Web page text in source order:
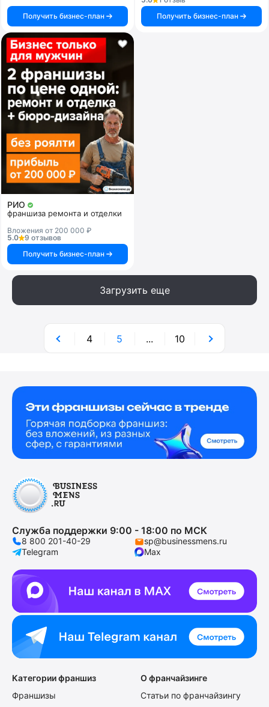
Получить бизнес-план
Получить бизнес-план
РИО
франшиза ремонта и отделки
Вложения от 200 000 ₽
5.0
9 отзывов
Получить бизнес-план
Загрузить еще
4 5 ... 10
Служба поддержки 9:00 - 18:00 по МСК
8 800 201-40-29
sp@businessmens.ru
Telegram
Max
Категории франшиз
Франшизы
О франчайзинге
Статьи по франчайзингу